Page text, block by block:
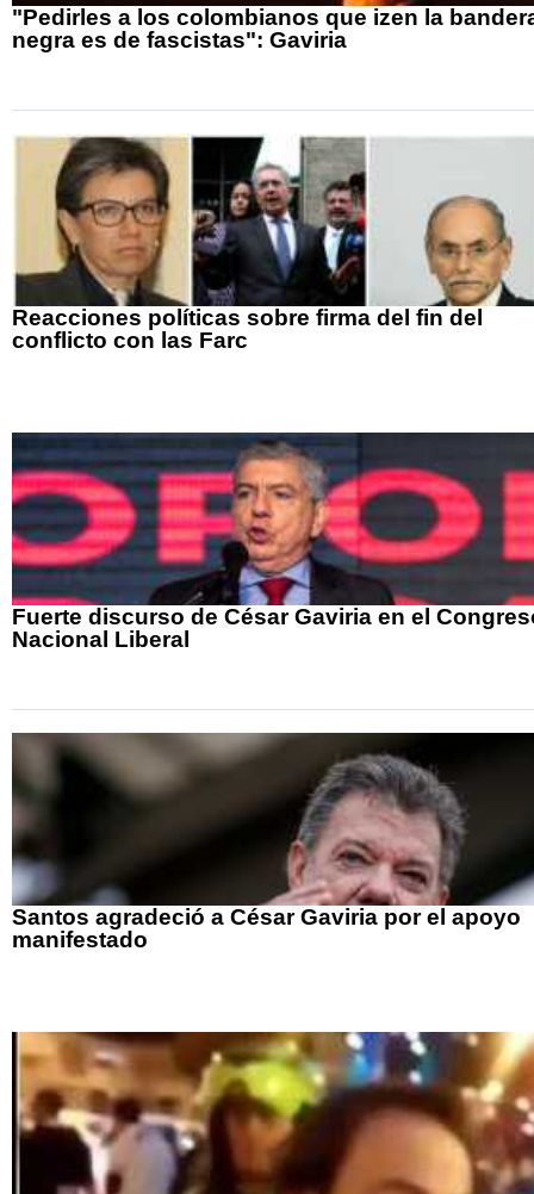
"Pedirles a los colombianos que izen la
negra es de fascistas": Gaviria
Reacciones políticas sobre firma del fin del
conflicto con las Farc
Fuerte discurso de César Gaviria en el
Nacional Liberal
Santos agradeció a César Gaviria por el apoyo
manifestado